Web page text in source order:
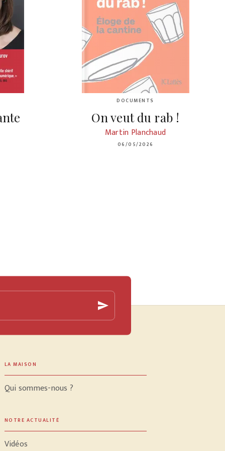
DOCUMENTS
On veut du rab !
Martin Planchaud
06/05/2026
send
LA MAISON
Qui sommes-nous ?
NOTRE ACTUALITÉ
Vidéos